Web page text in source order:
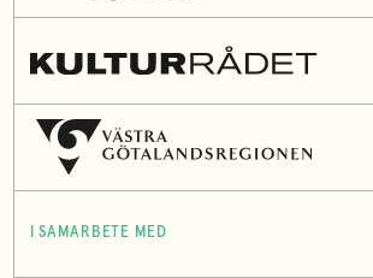
I SAMARBETE MED